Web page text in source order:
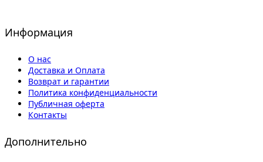
Информация
О нас
Доставка и Оплата
Возврат и гарантии
Политика конфиденциальности
Публичная оферта
Контакты
Дополнительно